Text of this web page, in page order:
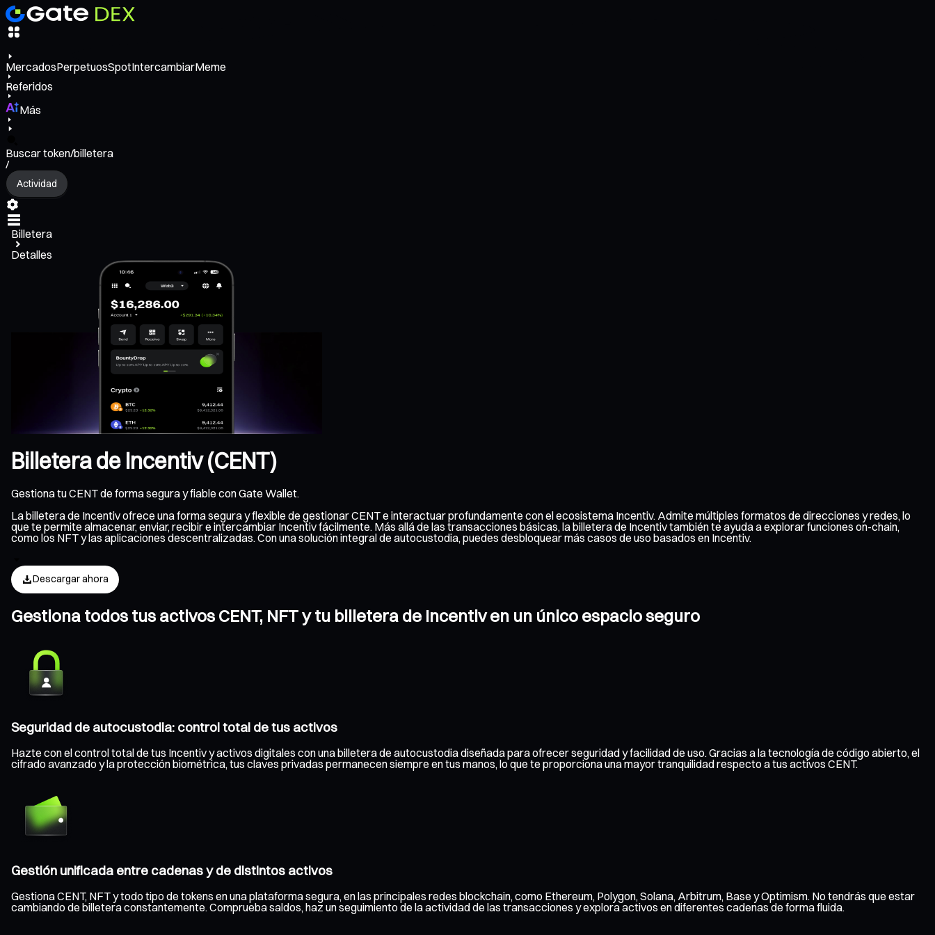
MercadosPerpetuosSpotIntercambiarMeme
Referidos
Más
Buscar token/billetera
/
Actividad
Billetera
Detalles
Billetera de Incentiv (CENT)
Gestiona tu CENT de forma segura y fiable con Gate Wallet.
La billetera de Incentiv ofrece una forma segura y flexible de gestionar CENT e interactuar profundamente con el ecosistema Incentiv. Admite múltiples formatos de direcciones y redes, lo
que te permite almacenar, enviar, recibir e intercambiar Incentiv fácilmente. Más allá de las transacciones básicas, la billetera de Incentiv también te ayuda a explorar funciones on-chain,
como los NFT y las aplicaciones descentralizadas. Con una solución integral de autocustodia, puedes desbloquear más casos de uso basados en Incentiv.
Descargar ahora
Gestiona todos tus activos CENT, NFT y tu billetera de Incentiv en un único espacio seguro
Seguridad de autocustodia: control total de tus activos
Hazte con el control total de tus Incentiv y activos digitales con una billetera de autocustodia diseñada para ofrecer seguridad y facilidad de uso. Gracias a la tecnología de código abierto, el
cifrado avanzado y la protección biométrica, tus claves privadas permanecen siempre en tus manos, lo que te proporciona una mayor tranquilidad respecto a tus activos CENT.
Gestión unificada entre cadenas y de distintos activos
Gestiona CENT, NFT y todo tipo de tokens en una plataforma segura, en las principales redes blockchain, como Ethereum, Polygon, Solana, Arbitrum, Base y Optimism. No tendrás que estar
cambiando de billetera constantemente. Comprueba saldos, haz un seguimiento de la actividad de las transacciones y explora activos en diferentes cadenas de forma fluida.